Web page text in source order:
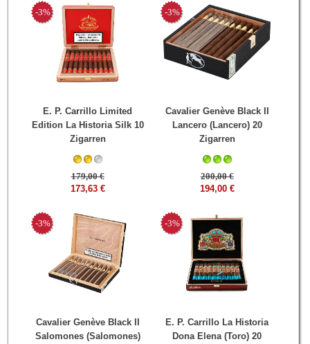
E. P. Carrillo Limited
Edition La Historia Silk 10
Zigarren
179,00 €
173,63 €
-3%
Cavalier Genève Black II
Lancero (Lancero) 20
Zigarren
200,00 €
194,00 €
-3%
Cavalier Genève Black II
Salomones (Salomones)
-3%
E. P. Carrillo La Historia
Dona Elena (Toro) 20
-3%